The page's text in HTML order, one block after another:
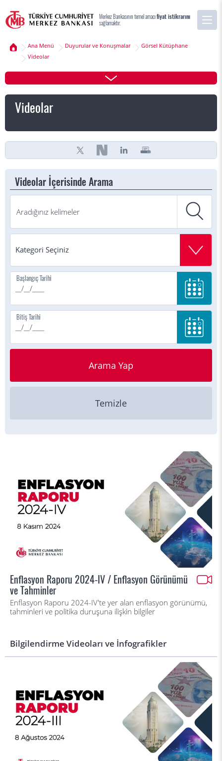
Merkez Bankasının temel amacıfiyat istikrarını
sağlamaktır.
Ana Menü Duyurular ve Konuşmalar
Görsel Kütüphane
Videolar
Videolar
Videolar İçerisinde Arama
Başlangıç Tarihi
Bitiş Tarihi
Enflasyon Raporu 2024-IV / Enflasyon Görünümü
ve Tahminler
Enflasyon Raporu 2024-IV'te yer alan enflasyon görünümü,
tahminleri ve politika duruşuna ilişkin bilgiler
Bilgilendirme Videoları ve İnfografikler